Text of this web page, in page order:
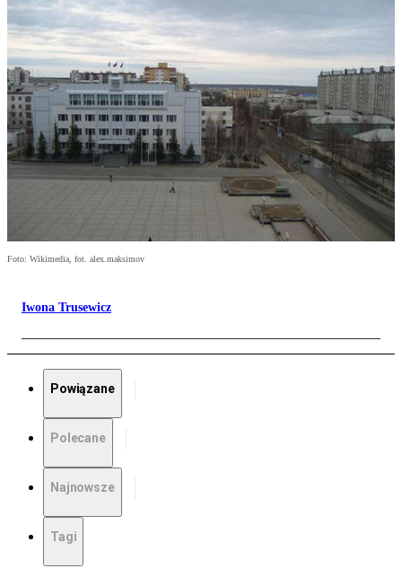
Foto: Wikimedia, fot. alex.maksimov
Iwona Trusewicz
Powiązane
Polecane
Najnowsze
Tagi